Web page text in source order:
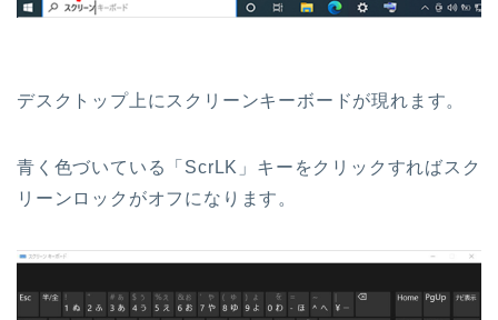
デスクトップ上にスクリーンキーボードが現れます。
青く色づいている「ScrLK」キーをクリックすればスク
リーンロックがオフになります。